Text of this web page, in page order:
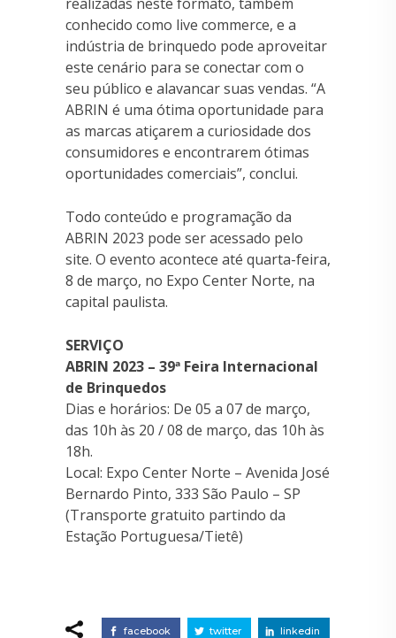
conhecido como live commerce, e a
indústria de brinquedo pode aproveitar
este cenário para se conectar com o
seu público e alavancar suas vendas. “A
ABRIN é uma ótima oportunidade para
as marcas atiçarem a curiosidade dos
consumidores e encontrarem ótimas
oportunidades comerciais”, conclui.
Todo conteúdo e programação da
ABRIN 2023 pode ser acessado pelo
site. O evento acontece até quarta-feira,
8 de março, no Expo Center Norte, na
capital paulista.
SERVIÇO
ABRIN 2023 – 39ª Feira Internacional
de Brinquedos
Dias e horários: De 05 a 07 de março,
das 10h às 20 / 08 de março, das 10h às
18h.
Local: Expo Center Norte – Avenida José
Bernardo Pinto, 333 São Paulo – SP
(Transporte gratuito partindo da
Estação Portuguesa/Tietê)
facebook twitter linkedin